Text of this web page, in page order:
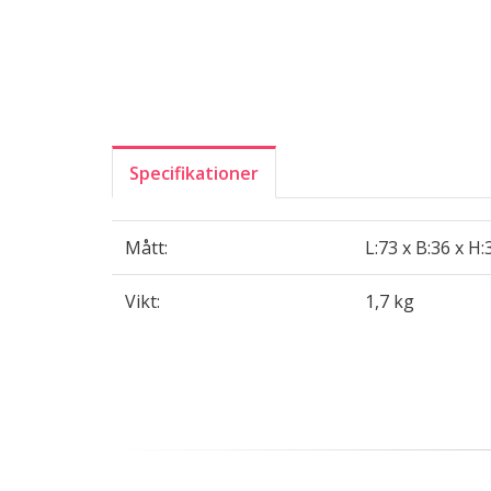
Specifikationer
Mått: L:73 x B:36 x
Vikt: 1,7 kg